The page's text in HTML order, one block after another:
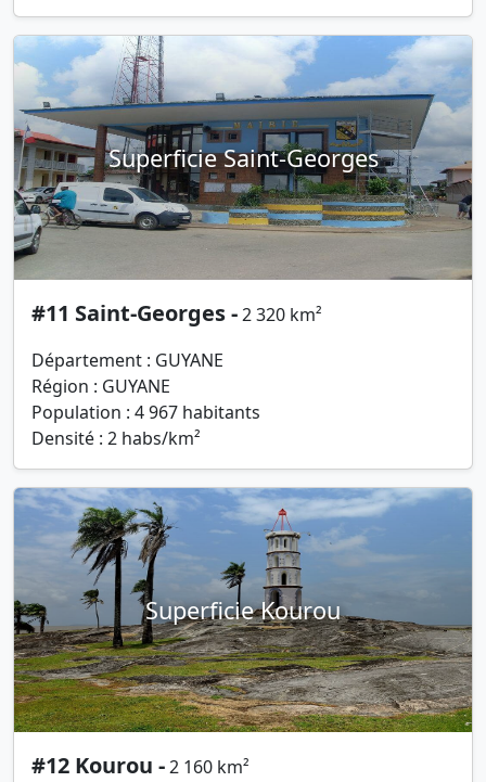
Superficie Saint-Georges
#11 Saint-Georges -2 320 km²
Département : GUYANE
Région : GUYANE
Population : 4 967 habitants
Densité : 2 habs/km²
Superficie Kourou
#12 Kourou -2 160 km²